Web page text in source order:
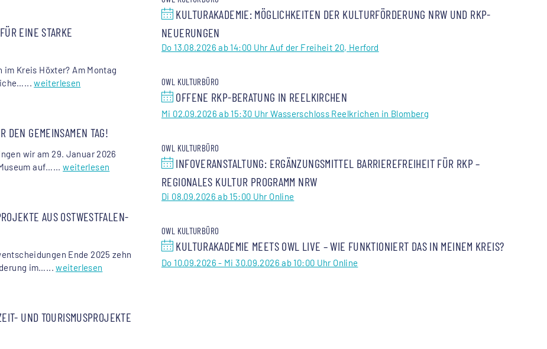
EINE STARKE
Kreis Höxter? Am Montag
weiterlesen
DEN GEMEINSAMEN TAG!
wir am 29. Januar 2026
auf…... weiterlesen
AUS OSTWESTFALEN-
Ende 2025 zehn
im…... weiterlesen
UND TOURISMUSPROJEKTE
KULTURAKADEMIE: MÖGLICHKEITEN DER KULTURFÖRDERUNG NRW UND RKP-
NEUERUNGEN
Do 13.08.2026 ab 14:00 Uhr Auf der Freiheit 20, Herford
OWL KULTURBÜRO
OFFENE RKP-BERATUNG IN REELKIRCHEN
Mi 02.09.2026 ab 15:30 Uhr Wasserschloss Reelkrichen in Blomberg
OWL KULTURBÜRO
INFOVERANSTALTUNG: ERGÄNZUNGSMITTEL BARRIEREFREIHEIT FÜR RKP –
REGIONALES KULTUR PROGRAMM NRW
Di 08.09.2026 ab 15:00 Uhr Online
OWL KULTURBÜRO
KULTURAKADEMIE MEETS OWL LIVE – WIE FUNKTIONIERT DAS IN MEINEM KREIS?
Do 10.09.2026 - Mi 30.09.2026 ab 10:00 Uhr Online